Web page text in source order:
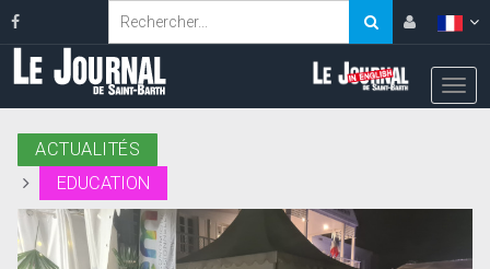
ACTUALITÉS
EDUCATION